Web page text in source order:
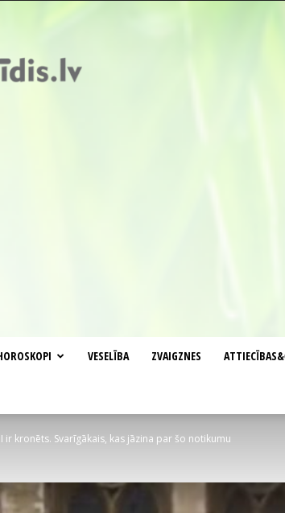
VESELĪBA ZVAIGZNES
ir kronēts. Svarīgākais, kas jāzina par šo notikumu